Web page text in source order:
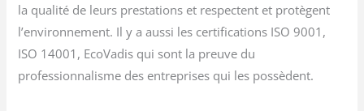
la qualité de leurs prestations et respectent et protègent
l’environnement. Il y a aussi les certifications ISO 9001,
ISO 14001, EcoVadis qui sont la preuve du
professionnalisme des entreprises qui les possèdent.